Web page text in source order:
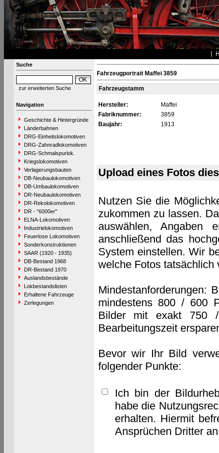
Suche
zur erweiterten Suche
Navigation
Geschichte & Hintergründe
Länderbahnen
DRG-Einheitslokomotiven
DRG-Zahnradlokomotiven
DRG-Schmalspurlok.
Kriegslokomotiven
Verlagerungsbauten
DB-Neubaulokomotiven
DB-Umbaulokomotiven
DR-Neubaulokomotiven
DR-Rekolokomotiven
DR - "6000er"
ELNA-Lokomotiven
Industrielokomotiven
Feuerlose Lokomotiven
Sonderkonstruktionen
SAAR (1920 - 1935)
DB-Bestand 1968
DR-Bestand 1970
Auslandsbestände
Lokbestandslisten
Erhaltene Fahrzeuge
Zerlegungen
Fahrzeugportrait Maffei 3859
Fahrzeugstamm
Hersteller:
Maffei
Fabriknummer:
3859
Baujahr:
1913
Upload eines Fotos
Nutzen Sie die
zukommen zu lassen.
auswählen, Angaben
anschließend das
System einstellen. Wir
welche Fotos tatsächlich
Mindestanforderungen:
mindestens 800 / 600
Bilder mit exakt 750
Bearbeitungszeit
Bevor wir Ihr Bild
folgender Punkte:
Ich bin der
habe die
erhalten. Hiermit
Ansprüchen Dritter